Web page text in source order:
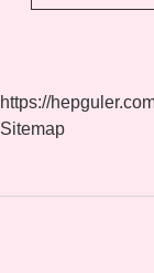
https://
Sitemap